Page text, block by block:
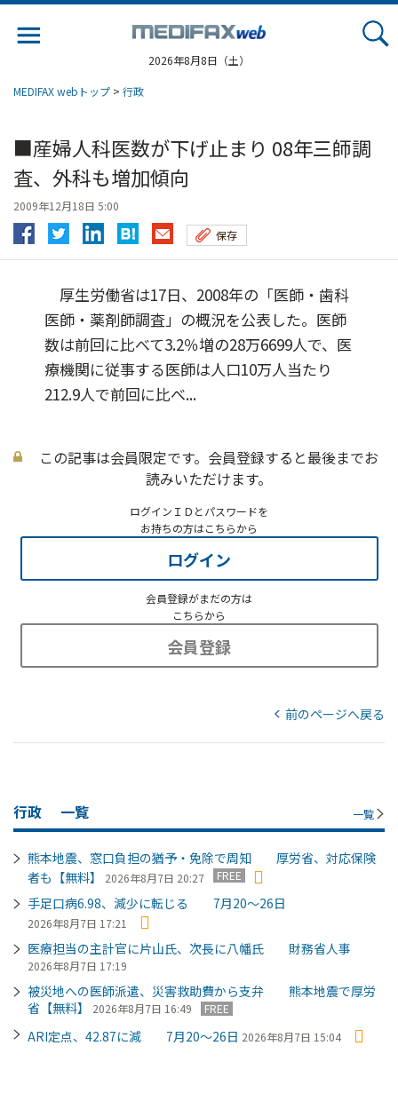
2026年8月8日（土）
MEDIFAX webトップ > 行政
■産婦人科医数が下げ止まり 08年三師調
査、外科も増加傾向
2009年12月18日 5:00
保存
厚生労働省は17日、2008年の「医師・歯科
医師・薬剤師調査」の概況を公表した。医師
数は前回に比べて3.2％増の28万6699人で、医
療機関に従事する医師は人口10万人当たり
212.9人で前回に比べ...
この記事は会員限定です。会員登録すると最後までお
読みいただけます。
ログインＩＤとパスワードを
お持ちの方はこちらから
ログイン
会員登録がまだの方は
こちらから
会員登録
前のページへ戻る
行政 一覧 一覧
熊本地震、窓口負担の猶予・免除で周知 厚労省、対応保険
者も【無料】
2026年8月7日 20:27 FREE
手足口病6.98、減少に転じる 7月20～26日
2026年8月7日 17:21
医療担当の主計官に片山氏、次長に八幡氏 財務省人事
2026年8月7日 17:19
被災地への医師派遣、災害救助費から支弁 熊本地震で厚労
省【無料】
2026年8月7日 16:49 FREE
ARI定点、42.87に減 7月20～26日 2026年8月7日 15:04